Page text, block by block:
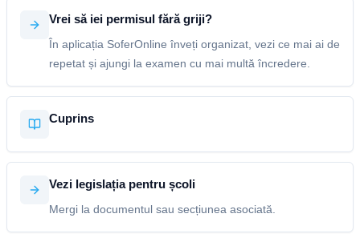
Vrei să iei permisul fără griji?
În aplicația SoferOnline înveți organizat, vezi ce mai ai de
repetat și ajungi la examen cu mai multă încredere.
Cuprins
Vezi legislația pentru școli
Mergi la documentul sau secțiunea asociată.